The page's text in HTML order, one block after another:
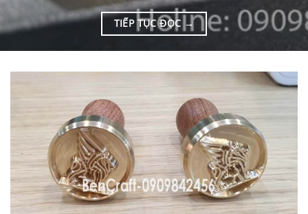
TIẾP TỤC ĐỌC →